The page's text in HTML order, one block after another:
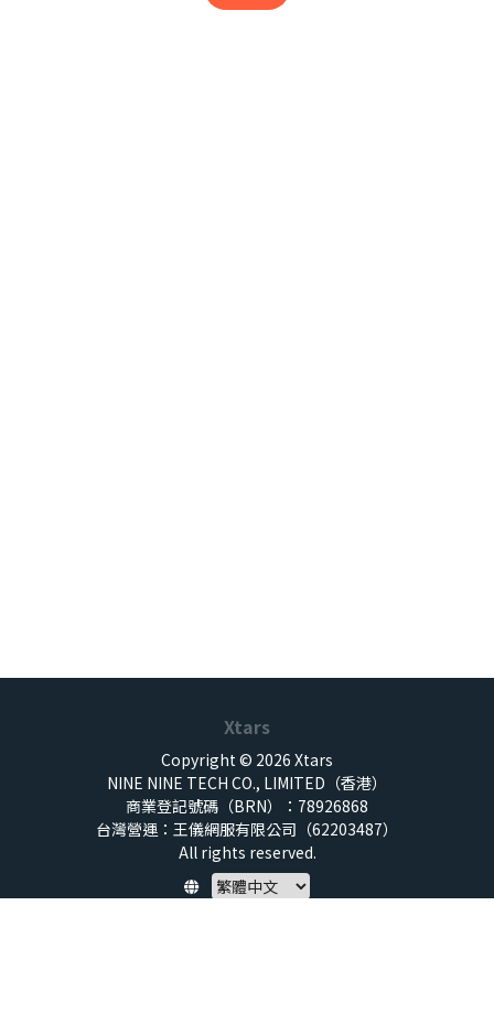
Xtars
Copyright © 2026 Xtars
NINE NINE TECH CO., LIMITED（香港）
商業登記號碼（BRN）：78926868
台灣營運：王儀網服有限公司（62203487）
All rights reserved.